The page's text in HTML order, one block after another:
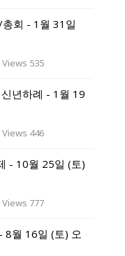
회 - 1월 31일
Views 535
년하례 - 1월 19
Views 446
- 10월 25일 (토)
Views 777
8월 16일 (토) 오